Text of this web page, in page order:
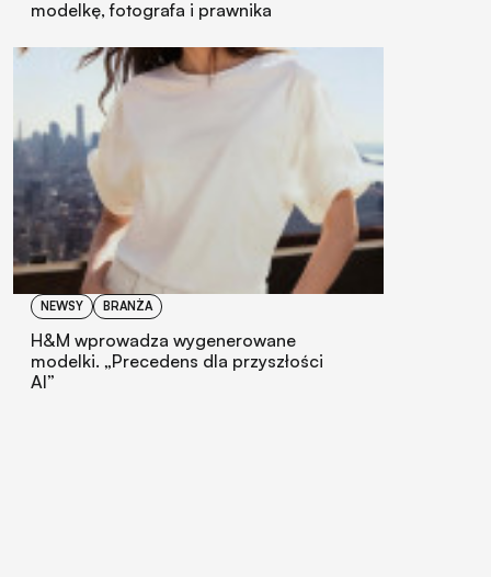
modelkę, fotografa i prawnika
NEWSY BRANŻA
H&M wprowadza wygenerowane
modelki. „Precedens dla przyszłości
AI”